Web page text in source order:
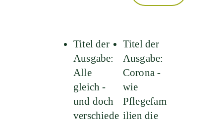
Titel der
Ausgabe:
Alle
gleich -
und doch
verschiede
Titel der
Ausgabe:
Corona -
wie
Pflegefam
ilien die